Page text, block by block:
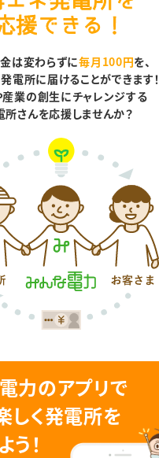
は変わらずに毎月100円を、
電所に届けることができます！
業の創生にチャレンジする
所さんを応援しませんか？
力のアプリで
しく発電所を
う！